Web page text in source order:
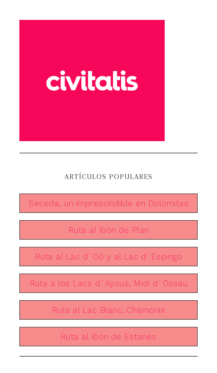
ARTÍCULOS POPULARES
Seceda, un imprescindible en Dolomitas
Ruta al Ibón de Plan
Ruta al Lac d´Oô y al Lac d´Espingo
Ruta a los Lacs d´Ayous, Midi d´Ossau
Ruta al Lac Blanc, Chamonix
Ruta al Ibón de Estanés